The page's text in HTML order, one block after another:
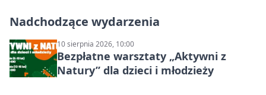
Nadchodzące wydarzenia
10 sierpnia 2026, 10:00
Bezpłatne warsztaty „Aktywni z
Natury” dla dzieci i młodzieży